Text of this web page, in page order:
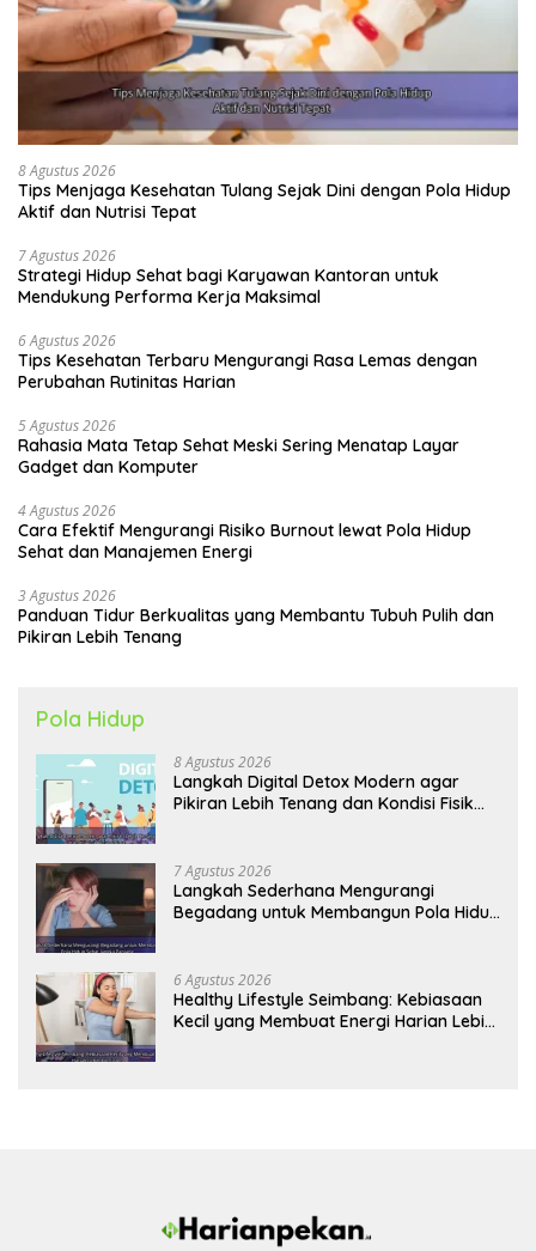
8 Agustus 2026
Tips Menjaga Kesehatan Tulang Sejak Dini dengan Pola Hidup
Aktif dan Nutrisi Tepat
7 Agustus 2026
Strategi Hidup Sehat bagi Karyawan Kantoran untuk
Mendukung Performa Kerja Maksimal
6 Agustus 2026
Tips Kesehatan Terbaru Mengurangi Rasa Lemas dengan
Perubahan Rutinitas Harian
5 Agustus 2026
Rahasia Mata Tetap Sehat Meski Sering Menatap Layar
Gadget dan Komputer
4 Agustus 2026
Cara Efektif Mengurangi Risiko Burnout lewat Pola Hidup
Sehat dan Manajemen Energi
3 Agustus 2026
Panduan Tidur Berkualitas yang Membantu Tubuh Pulih dan
Pikiran Lebih Tenang
Pola Hidup
8 Agustus 2026
Langkah Digital Detox Modern agar
Pikiran Lebih Tenang dan Kondisi Fisik
7 Agustus 2026
Langkah Sederhana Mengurangi
Begadang untuk Membangun Pola Hidup
6 Agustus 2026
Healthy Lifestyle Seimbang: Kebiasaan
Kecil yang Membuat Energi Harian Lebih